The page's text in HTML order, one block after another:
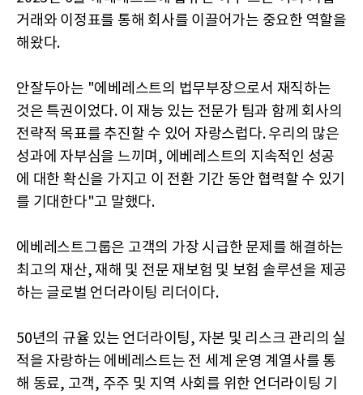
거래와 이정표를 통해 회사를 이끌어가는 중요한 역할을
해왔다.
안잘두아는 "에베레스트의 법무부장으로서 재직하는
것은 특권이었다. 이 재능 있는 전문가 팀과 함께 회사의
전략적 목표를 추진할 수 있어 자랑스럽다. 우리의 많은
성과에 자부심을 느끼며, 에베레스트의 지속적인 성공
에 대한 확신을 가지고 이 전환 기간 동안 협력할 수 있기
를 기대한다"고 말했다.
에베레스트그룹은 고객의 가장 시급한 문제를 해결하는
최고의 재산, 재해 및 전문 재보험 및 보험 솔루션을 제공
하는 글로벌 언더라이팅 리더이다.
50년의 규율 있는 언더라이팅, 자본 및 리스크 관리의 실
적을 자랑하는 에베레스트는 전 세계 운영 계열사를 통
해 동료, 고객, 주주 및 지역 사회를 위한 언더라이팅 기